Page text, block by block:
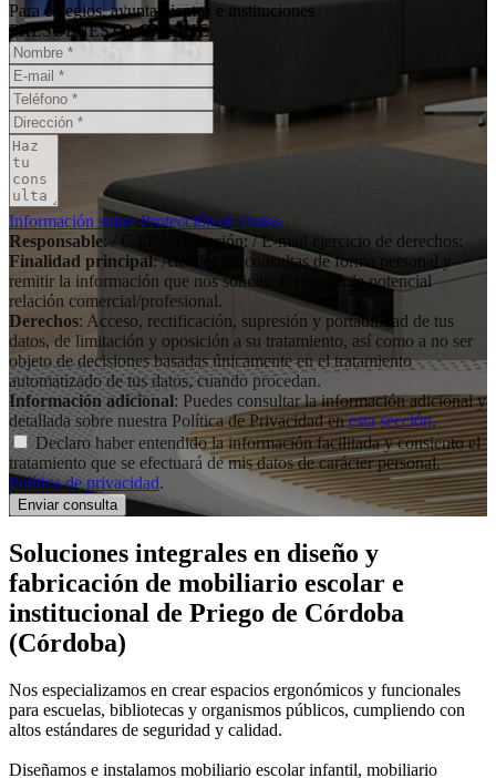
Para colegios, ayuntamientos e instituciones
PRESUPUESTOONLINE
Información sobre Protección de Datos
Responsable: / C.I.F: / Dirección: / E-mail ejercicio de derechos:
Finalidad principal: Atender las consultas de forma personal y
remitir la información que nos solicita. Gestionar la potencial
relación comercial/profesional.
Derechos: Acceso, rectificación, supresión y portabilidad de tus
datos, de limitación y oposición a su tratamiento, así como a no ser
objeto de decisiones basadas únicamente en el tratamiento
automatizado de tus datos, cuando procedan.
Información adicional: Puedes consultar la información adicional y
detallada sobre nuestra Política de Privacidad enesta sección.
Declaro haber entendido la información facilitada y consiento el
tratamiento que se efectuará de mis datos de carácter personal.
Política de privacidad.
Soluciones integrales en diseño y
fabricación de mobiliario escolar e
institucional de Priego de Córdoba
(Córdoba)
Nos especializamos en crear espacios ergonómicos y funcionales
para escuelas, bibliotecas y organismos públicos, cumpliendo con
altos estándares de seguridad y calidad.
Diseñamos e instalamos mobiliario escolar infantil, mobiliario